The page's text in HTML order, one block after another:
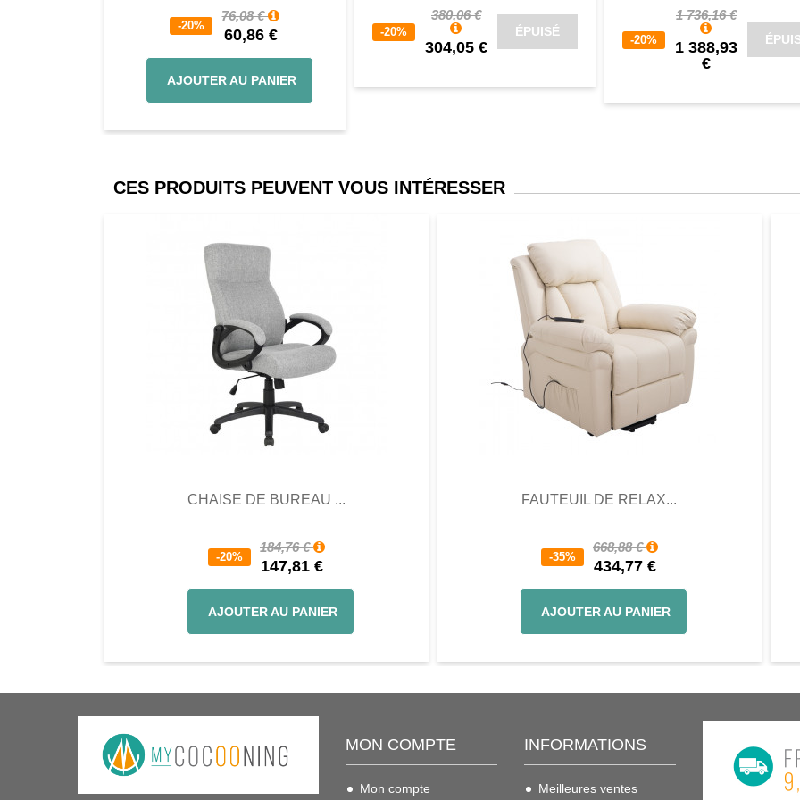
-20%
76,08 €
60,86 €
AJOUTER AU PANIER
-20%
380,06 €
304,05 €
ÉPUISÉ
-20%
1 736,16 €
1 388,93
€
CES PRODUITS PEUVENT VOUS INTÉRESSER
CHAISE DE BUREAU ...
-20%
184,76 €
147,81 €
AJOUTER AU PANIER
Favori
FAUTEUIL DE RELAX...
-35%
668,88 €
434,77 €
AJOUTER AU PANIER
Favori
MON COMPTE
Mon compte
INFORMATIONS
Meilleures ventes